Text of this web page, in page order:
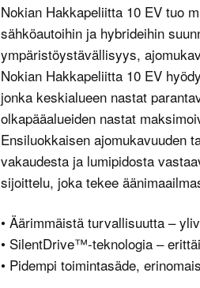
Nokian Hakkapeliitta 10 EV tuo
sähköautoihin ja hybrideihin
ympäristöystävällisyys,
Nokian Hakkapeliitta 10 EV
jonka keskialueen nastat
olkapääalueiden nastat
Ensiluokkaisen ajomukavuuden
vakaudesta ja lumipidosta
sijoittelu, joka tekee
• Äärimmäistä turvallisuutta –
• SilentDrive™-teknologia –
• Pidempi toimintasäde,